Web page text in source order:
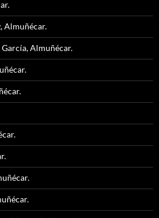
Almuñécar.
Almuñécar.